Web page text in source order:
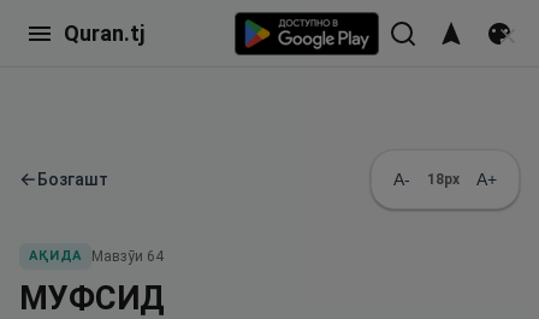
Quran.tj
←Бозгашт A- 18px A+
АҚИДА Мавзӯи 64
МУФСИД